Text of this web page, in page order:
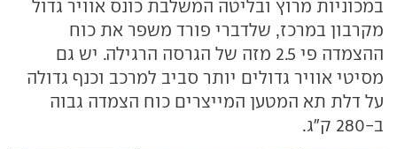
במכוניות מרוץ ובליטה המשלבת כונס אוויר גדול
מקרבון במרכז, שלדברי פורד משפר את כוח
ההצמדה פי 2.5 מזה של הגרסה הרגילה. יש גם
מסיטי אוויר גדולים יותר סביב למרכב וכנף גדולה
על דלת תא המטען המייצרים כוח הצמדה גבוה
ב-280 ק"ג.